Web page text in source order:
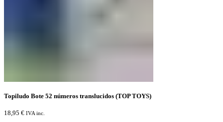
Topiludo Bote 52 números translucidos (TOP TOYS)
18,95 € IVA inc.